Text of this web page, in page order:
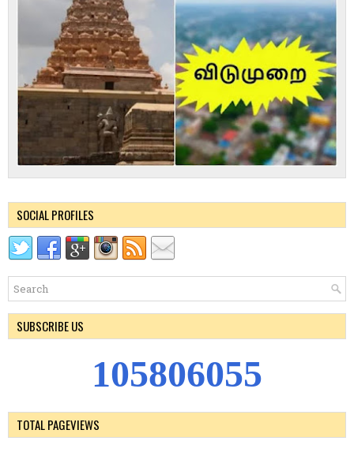
SOCIAL PROFILES
SUBSCRIBE US
105806055
TOTAL PAGEVIEWS